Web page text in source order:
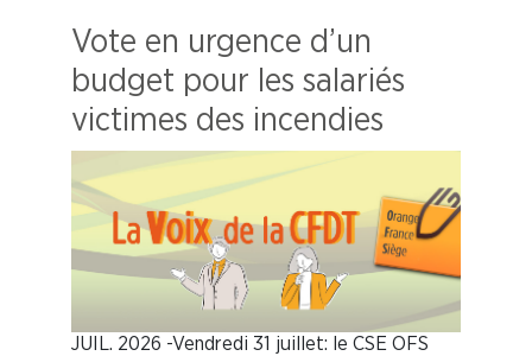
Vote en urgence d’un
budget pour les salariés
victimes des incendies
JUIL. 2026 -Vendredi 31 juillet: le CSE OFS